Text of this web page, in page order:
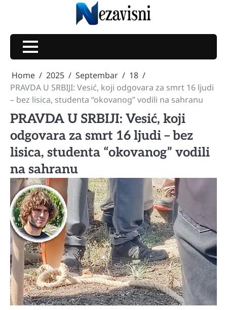
Home 2025 Septembar
18
PRAVDA U SRBIJI: Vesić, koji odgovara za smrt 16 ljudi
– bez lisica, studenta “okovanog” vodili na sahranu
PRAVDA U SRBIJI: Vesić, koji
odgovara za smrt 16 ljudi – bez
lisica, studenta “okovanog” vodili
na sahranu